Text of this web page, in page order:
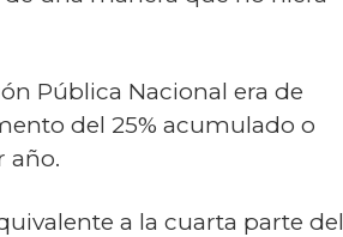
Pública Nacional era de
del 25% acumulado o
año.
a la cuarta parte del